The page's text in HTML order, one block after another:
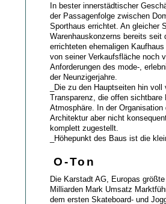
In bester innerstädtischer
der Passagenfolge zwischen
Sporthaus errichtet. An gleicher
Warenhauskonzerns bereits seit
errichteten ehemaligen
von seiner Verkaufsfläche noch
Anforderungen des mode-,
der Neunzigerjahre.
_Die zu den Hauptseiten hin
Transparenz, die offen sichtbare
Atmosphäre. In der
Architektur aber nicht
komplett zugestellt.
_Höhepunkt des Baus ist die
O-Ton
Die Karstadt AG, Europas
Milliarden Mark Umsatz
dem ersten Skateboard- und